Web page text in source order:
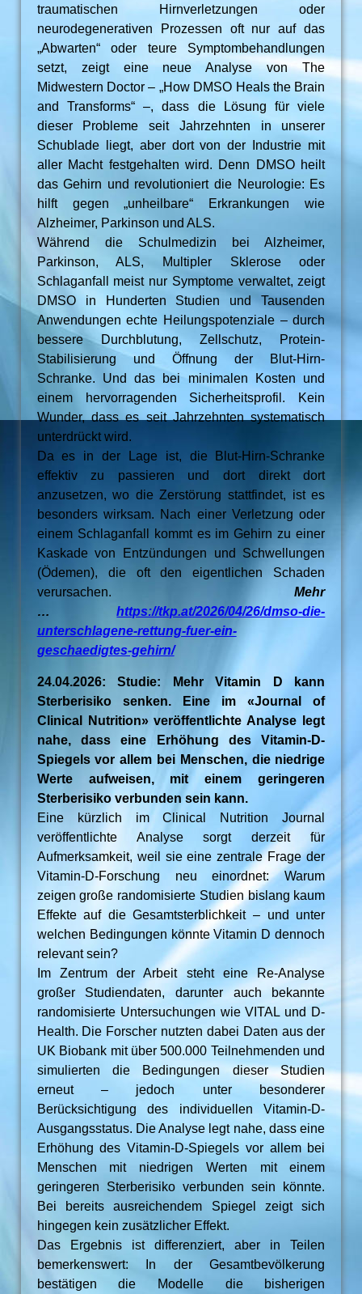
traumatischen Hirnverletzungen oder
neurodegenerativen Prozessen oft nur auf das
„Abwarten“ oder teure Symptombehandlungen
setzt, zeigt eine neue Analyse von The
Midwestern Doctor – „How DMSO Heals the Brain
and Transforms“ –, dass die Lösung für viele
dieser Probleme seit Jahrzehnten in unserer
Schublade liegt, aber dort von der Industrie mit
aller Macht festgehalten wird. Denn DMSO heilt
das Gehirn und revolutioniert die Neurologie: Es
hilft gegen „unheilbare“ Erkrankungen wie
Alzheimer, Parkinson und ALS.
Während die Schulmedizin bei Alzheimer,
Parkinson, ALS, Multipler Sklerose oder
Schlaganfall meist nur Symptome verwaltet, zeigt
DMSO in Hunderten Studien und Tausenden
Anwendungen echte Heilungspotenziale – durch
bessere Durchblutung, Zellschutz, Protein-
Stabilisierung und Öffnung der Blut-Hirn-
Schranke. Und das bei minimalen Kosten und
einem hervorragenden Sicherheitsprofil. Kein
Wunder, dass es seit Jahrzehnten systematisch
unterdrückt wird.
Da es in der Lage ist, die Blut-Hirn-Schranke
effektiv zu passieren und dort direkt dort
anzusetzen, wo die Zerstörung stattfindet, ist es
besonders wirksam. Nach einer Verletzung oder
einem Schlaganfall kommt es im Gehirn zu einer
Kaskade von Entzündungen und Schwellungen
(Ödemen), die oft den eigentlichen Schaden
verursachen.Mehr
…https://tkp.at/2026/04/26/dmso-die-
unterschlagene-rettung-fuer-ein-
geschaedigtes-gehirn/
24.04.2026: Studie: Mehr Vitamin D kann
Sterberisiko senken. Eine im «Journal of
Clinical Nutrition» veröffentlichte Analyse legt
nahe, dass eine Erhöhung des Vitamin-D-
Spiegels vor allem bei Menschen, die niedrige
Werte aufweisen, mit einem geringeren
Sterberisiko verbunden sein kann.
Eine kürzlich im Clinical Nutrition Journal
veröffentlichte Analyse sorgt derzeit für
Aufmerksamkeit, weil sie eine zentrale Frage der
Vitamin-D-Forschung neu einordnet: Warum
zeigen große randomisierte Studien bislang kaum
Effekte auf die Gesamtsterblichkeit – und unter
welchen Bedingungen könnte Vitamin D dennoch
relevant sein?
Im Zentrum der Arbeit steht eine Re-Analyse
großer Studiendaten, darunter auch bekannte
randomisierte Untersuchungen wie VITAL und D-
Health. Die Forscher nutzten dabei Daten aus der
UK Biobank mit über 500.000 Teilnehmenden und
simulierten die Bedingungen dieser Studien
erneut – jedoch unter besonderer
Berücksichtigung des individuellen Vitamin-D-
Ausgangsstatus. Die Analyse legt nahe, dass eine
Erhöhung des Vitamin-D-Spiegels vor allem bei
Menschen mit niedrigen Werten mit einem
geringeren Sterberisiko verbunden sein könnte.
Bei bereits ausreichendem Spiegel zeigt sich
hingegen kein zusätzlicher Effekt.
Das Ergebnis ist differenziert, aber in Teilen
bemerkenswert: In der Gesamtbevölkerung
bestätigen die Modelle die bisherigen